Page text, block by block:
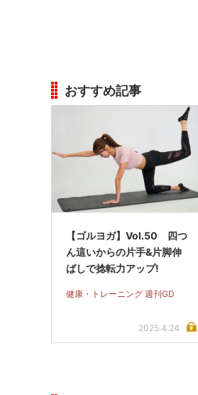
おすすめ記事
【ゴルヨガ】Vol.50 四つ
ん這いからの片手&片脚伸
ばしで捻転力アップ!
健康・トレーニング 週刊GD
2025.4.24